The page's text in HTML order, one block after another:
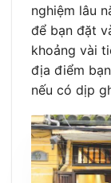
nghiệm lâu
để bạn đặt
khoảng vài
địa điểm
nếu có dịp